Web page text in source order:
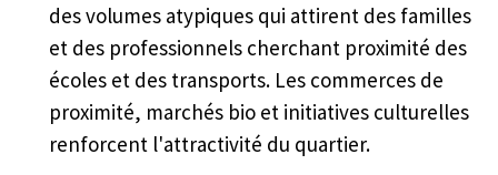
des volumes atypiques qui attirent des familles
et des professionnels cherchant proximité des
écoles et des transports. Les commerces de
proximité, marchés bio et initiatives culturelles
renforcent l'attractivité du quartier.